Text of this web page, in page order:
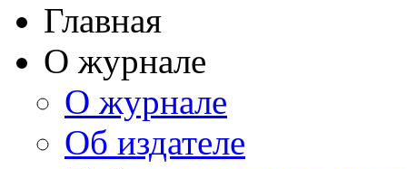
Главная
О журнале
О журнале
Об издателе